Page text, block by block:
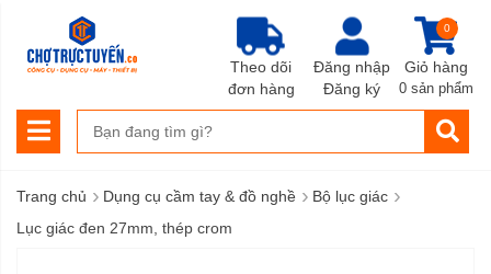
Đăng nhập
Đăng ký
Giỏ hàng
0
0 sản phẩm
Theo dõi
đơn hàng
Trang chủ › Dụng cụ cầm tay & đồ nghề › Bộ lục giác ›
Lục giác đen 27mm, thép crom